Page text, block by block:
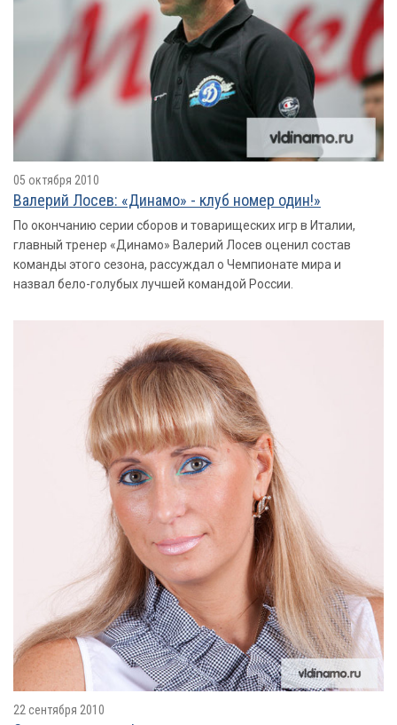
05 октября 2010
Валерий Лосев: «Динамо» - клуб номер один!»
По окончанию серии сборов и товарищеских игр в Италии,
главный тренер «Динамо» Валерий Лосев оценил состав
команды этого сезона, рассуждал о Чемпионате мира и
назвал бело-голубых лучшей командой России.
22 сентября 2010